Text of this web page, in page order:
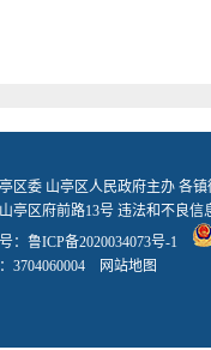
区委 山亭区人民政府主办 各
亭区府前路13号 违法和不良信
： 鲁ICP备2020034073号-1
3704060004 网站地图